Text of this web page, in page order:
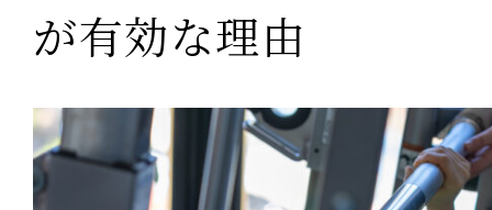
が有効な理由